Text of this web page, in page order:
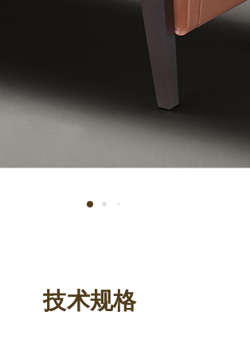
技术规格